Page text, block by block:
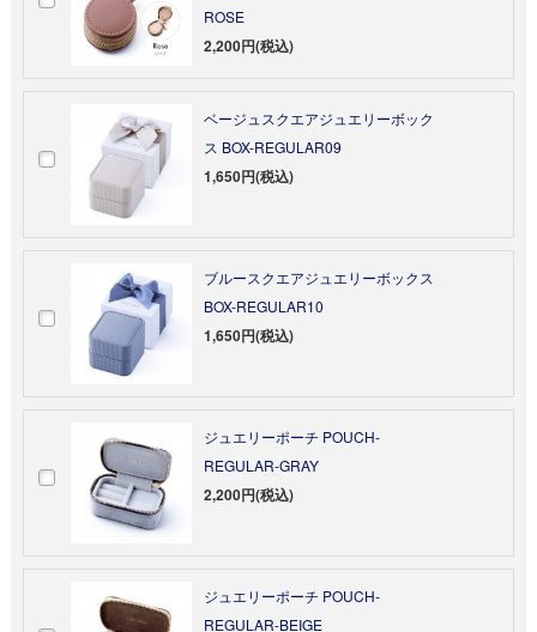
ROSE
2,200円(税込)
ベージュスクエアジュエリーボック
ス BOX-REGULAR09
1,650円(税込)
ブルースクエアジュエリーボックス
BOX-REGULAR10
1,650円(税込)
ジュエリーポーチ POUCH-
REGULAR-GRAY
2,200円(税込)
ジュエリーポーチ POUCH-
REGULAR-BEIGE